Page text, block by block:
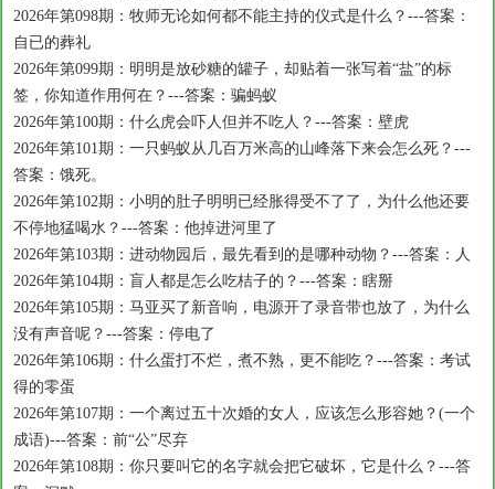
2026年第098期：牧师无论如何都不能主持的仪式是什么？---答案：
自已的葬礼
2026年第099期：明明是放砂糖的罐子，却贴着一张写着“盐”的标
签，你知道作用何在？---答案：骗蚂蚁
2026年第100期：什么虎会吓人但并不吃人？---答案：壁虎
2026年第101期：一只蚂蚁从几百万米高的山峰落下来会怎么死？---
答案：饿死。
2026年第102期：小明的肚子明明已经胀得受不了了，为什么他还要
不停地猛喝水？---答案：他掉进河里了
2026年第103期：进动物园后，最先看到的是哪种动物？---答案：人
2026年第104期：盲人都是怎么吃桔子的？---答案：瞎掰
2026年第105期：马亚买了新音响，电源开了录音带也放了，为什么
没有声音呢？---答案：停电了
2026年第106期：什么蛋打不烂，煮不熟，更不能吃？---答案：考试
得的零蛋
2026年第107期：一个离过五十次婚的女人，应该怎么形容她？(一个
成语)---答案：前“公”尽弃
2026年第108期：你只要叫它的名字就会把它破坏，它是什么？---答